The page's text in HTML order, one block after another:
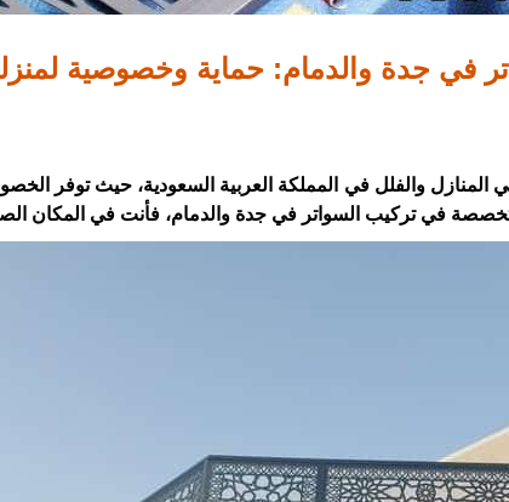
في جدة والدمام: حماية وخصوصية
المنازل والفلل في المملكة العربية السعودية، حيث توفر
في تركيب السواتر في جدة والدمام، فأنت في المكان